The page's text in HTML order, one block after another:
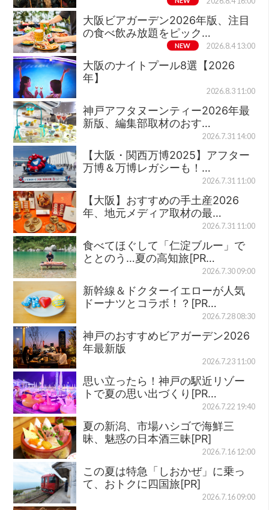
大阪ビアガーデン2026年版、注目
の食べ飲み放題をピック…
NEW 2026.8.4 13:00
大阪のナイトプール8選【2026
年】
2026.8.3 11:00
神戸アフタヌーンティー2026年最
新版、編集部取材のおす…
2026.7.31 14:00
【大阪・関西万博2025】アフター
万博＆万博レガシーも！…
2026.7.31 11:00
【大阪】おすすめの手土産2026
年、地元メディア取材の最…
2026.7.31 11:00
食べてほぐして「仁淀ブルー」で
ととのう…夏の高知旅[PR…
2026.7.30 09:00
新幹線＆ドクターイエローが人気
ドーナツとコラボ！？[PR…
2026.7.28 08:30
神戸のおすすめビアガーデン2026
年最新版
2026.7.23 11:00
思い立ったら！神戸の駅近リゾー
トで夏の思い出づくり[PR…
2026.7.22 19:40
夏の新潟、市場ハシゴで海鮮三
昧、魅惑の日本酒三昧[PR]
2026.7.16 12:00
この夏は特急「しおかぜ」に乗っ
て、おトクに四国旅[PR]
2026.7.16 09:00